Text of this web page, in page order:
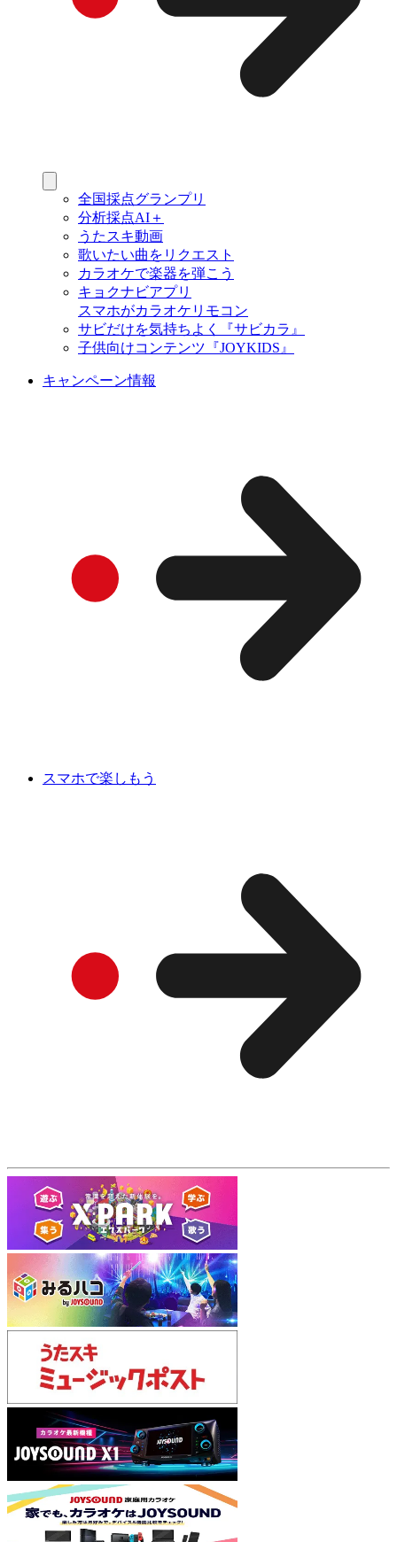
全国採点グランプリ
分析採点AI＋
うたスキ動画
歌いたい曲をリクエスト
カラオケで楽器を弾こう
キョクナビアプリ
スマホがカラオケリモコン
サビだけを気持ちよく『サビカラ』
子供向けコンテンツ『JOYKIDS』
キャンペーン情報
スマホで楽しもう